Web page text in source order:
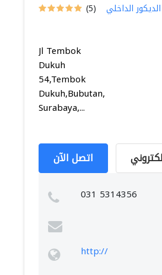
(5) الديكور الداخلي
Jl Tembok
Dukuh
54,Tembok
Dukuh,Bubutan,
Surabaya,...
اتصل الآن
031 5314356
http://